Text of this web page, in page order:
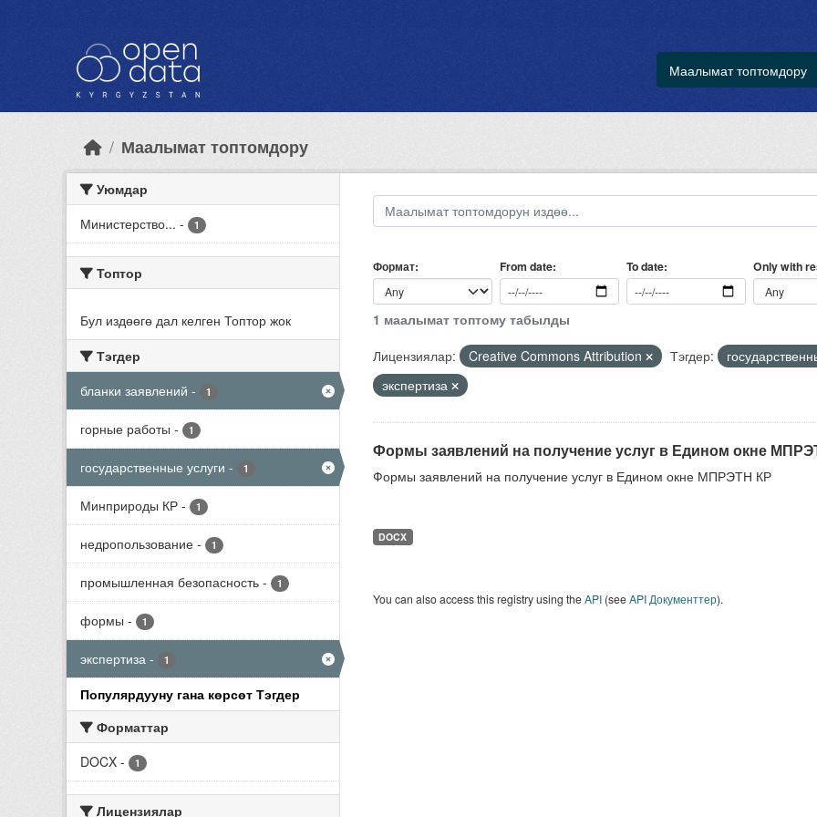
Маалымат топтомдору
Маалымат топтомдору
Уюмдар
Министерство... - 1
Топтор
Бул издөөгө дал келген Топтор жок
Тэгдер
бланки заявлений - 1
горные работы - 1
государственные услуги - 1
Минприроды КР - 1
недропользование - 1
промышленная безопасность - 1
формы - 1
экспертиза - 1
Популярдууну гана көрсөт Тэгдер
Форматтар
DOCX - 1
Лицензиялар
Формат From date To date Only with
1 маалымат топтому табылды
Лицензиялар:
Creative Commons Attribution Тэгдер:
экспертиза
Формы заявлений на получение услуг в Едином окне
Формы заявлений на получение услуг в Едином окне МПРЭТН КР
DOCX
You can also access this registry using theAPI(seeAPI Документтер).